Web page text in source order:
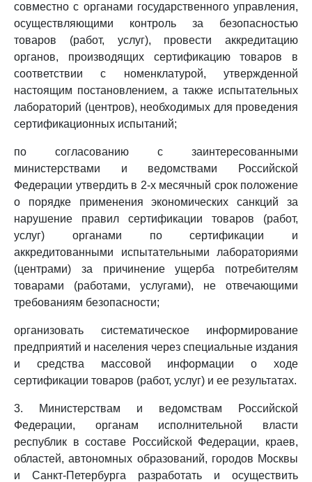
совместно с органами государственного управления,
осуществляющими контроль за безопасностью
товаров (работ, услуг), провести аккредитацию
органов, производящих сертификацию товаров в
соответствии с номенклатурой, утвержденной
настоящим постановлением, а также испытательных
лабораторий (центров), необходимых для проведения
сертификационных испытаний;
по согласованию с заинтересованными
министерствами и ведомствами Российской
Федерации утвердить в 2-х месячный срок положение
о порядке применения экономических санкций за
нарушение правил сертификации товаров (работ,
услуг) органами по сертификации и
аккредитованными испытательными лабораториями
(центрами) за причинение ущерба потребителям
товарами (работами, услугами), не отвечающими
требованиям безопасности;
организовать систематическое информирование
предприятий и населения через специальные издания
и средства массовой информации о ходе
сертификации товаров (работ, услуг) и ее результатах.
3. Министерствам и ведомствам Российской
Федерации, органам исполнительной власти
республик в составе Российской Федерации, краев,
областей, автономных образований, городов Москвы
и Санкт-Петербурга разработать и осуществить